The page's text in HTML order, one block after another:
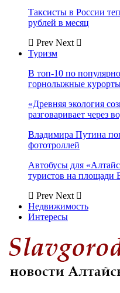
Таксисты в России
рублей в месяц
Prev Next
Туризм
В топ-10 по
горнолыжные
«Древняя экология
разговаривает через
Владимира Путина
фототроллей
Автобусы для
туристов на площади
Prev Next
Недвижимость
Интересы